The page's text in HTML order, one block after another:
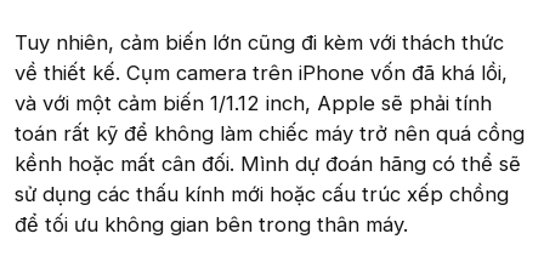
Tuy nhiên, cảm biến lớn cũng đi kèm với thách thức
về thiết kế. Cụm camera trên iPhone vốn đã khá lồi,
và với một cảm biến 1/1.12 inch, Apple sẽ phải tính
toán rất kỹ để không làm chiếc máy trở nên quá cồng
kềnh hoặc mất cân đối. Mình dự đoán hãng có thể sẽ
sử dụng các thấu kính mới hoặc cấu trúc xếp chồng
để tối ưu không gian bên trong thân máy.